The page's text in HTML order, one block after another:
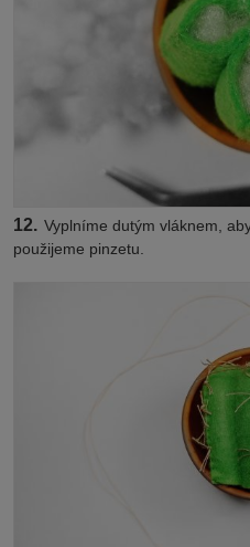
12. Vyplníme dutým vláknem,
použijeme pinzetu.